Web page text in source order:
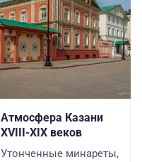
Атмосфера Казани
XVIII-XIX веков
Утонченные минареты,